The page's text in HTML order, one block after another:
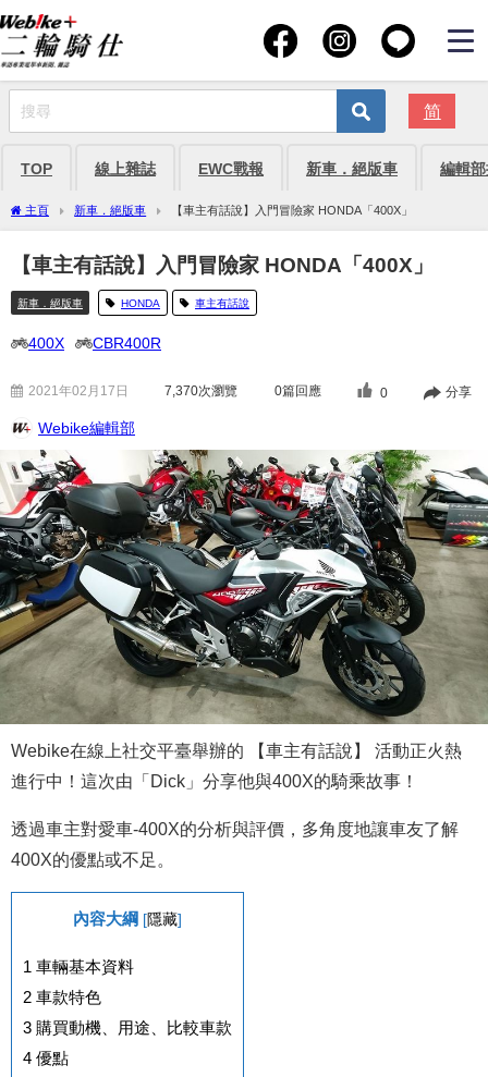
简
TOP 線上雜誌 EWC戰報 新車．絕版車 編輯
主頁 新車．絕版車 【車主有話說】入門冒險家 HONDA「400X」
【車主有話說】入門冒險家 HONDA「400X」
新車．絕版車 HONDA 車主有話說
400X CBR400R
2021年02月17日 7,370次瀏覽 0篇回應 0 分享
Webike編輯部
Webike在線上社交平臺舉辦的 【車主有話說】 活動正火熱
進行中！這次由「Dick」分享他與400X的騎乘故事！
透過車主對愛車-400X的分析與評價，多角度地讓車友了解
400X的優點或不足。
內容大綱 [隱藏]
1 車輛基本資料
2 車款特色
3 購買動機、用途、比較車款
4 優點